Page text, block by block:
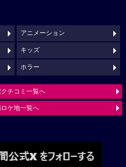
アニメーション
キッズ
ホラー
チコミ一覧へ
ケ地一覧へ